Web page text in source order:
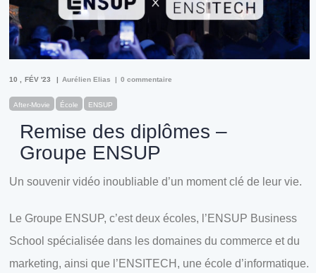
10 FÉV '23 Aurélien Elias 0 commentaire
After-Movie École ENSUP
Remise des diplômes –
Groupe ENSUP
Un souvenir vidéo inoubliable d’un moment clé de leur vie.
Le Groupe ENSUP, c’est deux écoles, l’ENSUP Business
School spécialisée dans les domaines du commerce et du
marketing, ainsi que l’ENSITECH, une école d’informatique.